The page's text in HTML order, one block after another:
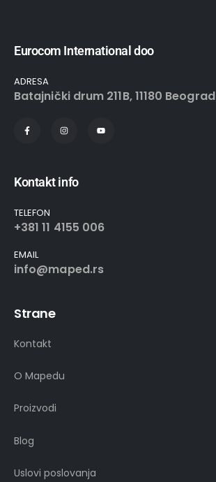
Eurocom International doo
ADRESA
Batajnički drum 211B, 11180 Beograd
Kontakt info
TELEFON
+381 11 4155 006
EMAIL
info@maped.rs
Strane
Kontakt
O Mapedu
Proizvodi
Blog
Uslovi poslovanja